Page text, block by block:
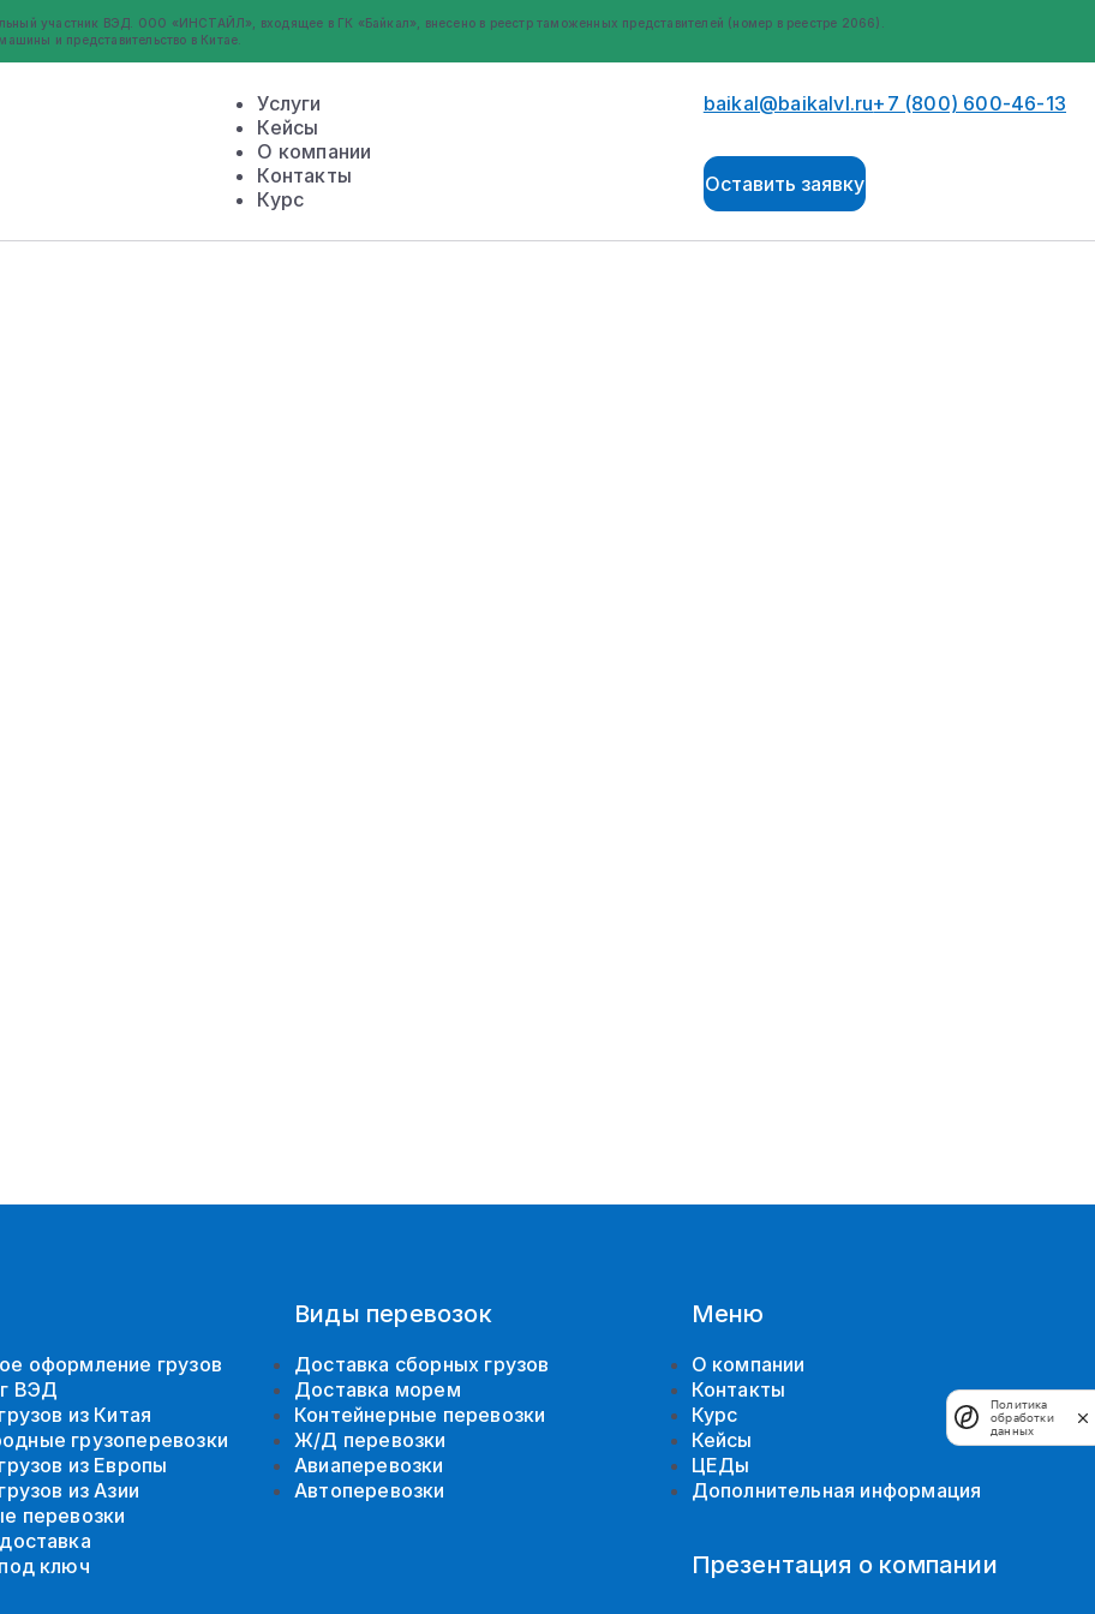
участник ВЭД. ООО «ИНСТАЙЛ», входящее в ГК «Байкал», внесено в реестр таможенных представителей (номер в реестре 2066).
и представительство в Китае.
Услуги
Кейсы
О компании
Контакты
Курс
baikal@baikalvl.ru+7 (800) 600-46-13
Оставить заявку
оформление грузов
ВЭД
из Китая
грузоперевозки
из Европы
из Азии
перевозки
ключ
Виды перевозок
Доставка сборных грузов
Доставка морем
Контейнерные перевозки
Ж/Д перевозки
Авиаперевозки
Автоперевозки
Меню
О компании
Контакты
Курс
Кейсы
ЦЕДы
Дополнительная информация
Презентация о компании
Политика
обработки
данных